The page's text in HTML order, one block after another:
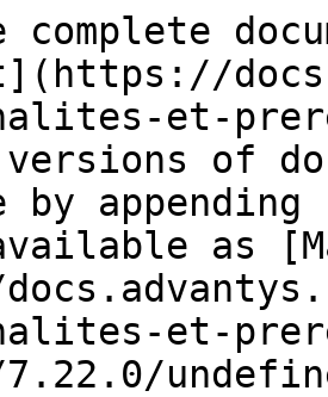
complete
et-
versions of
by
as
et-